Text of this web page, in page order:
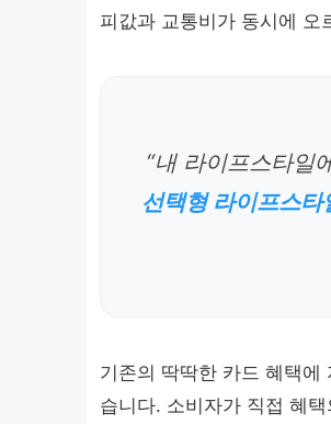
피값과 교통비가 동시에 오
“내 라이프스타일
선택형 라이프스타
기존의 딱딱한 카드 혜택
습니다. 소비자가 직접 혜